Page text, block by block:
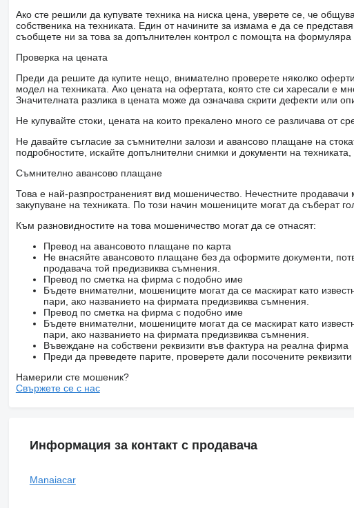
Ако сте решили да купувате техника на ниска цена, уверете се, че
собственика на техниката. Един от начините за измама е да се
съобщете ни за това за допълнителен контрол с помощта на формуляра
Проверка на цената
Преди да решите да купите нещо, внимателно проверете няколко
модел на техниката. Ако цената на офертата, която сте си харесали е
Значителната разлика в цената може да означава скрити дефекти или
Не купувайте стоки, цената на които прекалено много се различава от
Не давайте съгласие за съмнителни залози и авансово плащане на
подробностите, искайте допълнителни снимки и документи на
Съмнително авансово плащане
Това е най-разпространеният вид мошеничество. Нечестните продавачи
закупуване на техниката. По този начин мошениците могат да съберат
Към разновидностите на това мошеничество могат да се отнасят:
Превод на авансовото плащане по карта
Не внасяйте авансовото плащане без да оформите документи,
продавача той предизвиква съмнения.
Превод по сметка на фирма с подобно име
Бъдете внимателни, мошениците могат да се маскират като
пари, ако названието на фирмата предизвиква съмнения.
Превод по сметка на фирма с подобно име
Бъдете внимателни, мошениците могат да се маскират като
пари, ако названието на фирмата предизвиква съмнения.
Въвеждане на собствени реквизити във фактура на реална фирма
Преди да преведете парите, проверете дали посочените
Намерили сте мошеник?
Свържете се с нас
Информация за контакт с продавача
Manaiacar